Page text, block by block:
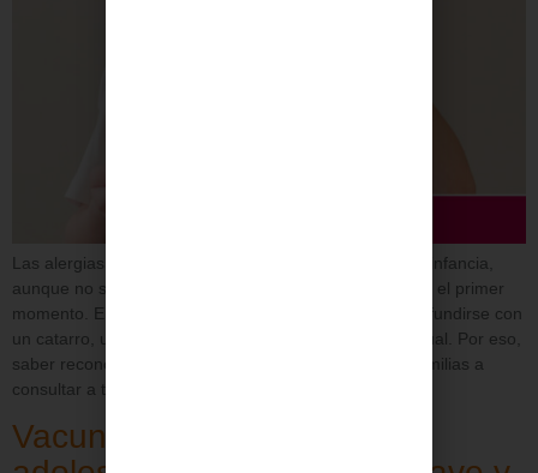
Las alergias forman parte cada vez más habitual de la infancia,
aunque no siempre resultan fáciles de identificar desde el primer
momento. En muchos casos, los síntomas pueden confundirse con
un catarro, una irritación pasajera o una reacción puntual. Por eso,
saber reconocer ciertas señales puede ayudar a las familias a
consultar a tiempo con […]
Vacunación VPH en